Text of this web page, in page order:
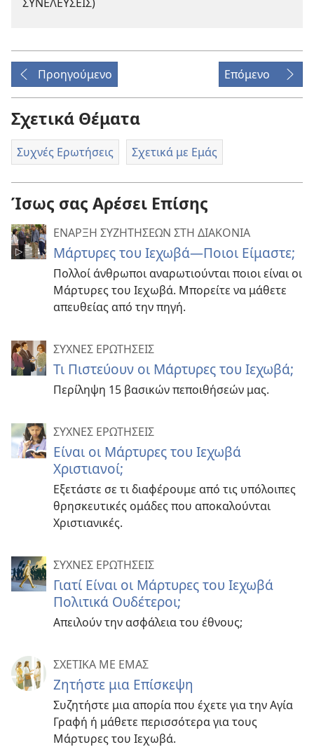
Προηγούμενο Επόμενο
Σχετικά Θέματα
Συχνές Ερωτήσεις Σχετικά με Εμάς
Ίσως σας Αρέσει Επίσης
ΕΝΑΡΞΗ ΣΥΖΗΤΗΣΕΩΝ ΣΤΗ ΔΙΑΚΟΝΙΑ
Μάρτυρες του Ιεχωβά—Ποιοι Είμαστε;
Πολλοί άνθρωποι αναρωτιούνται ποιοι είναι οι
Μάρτυρες του Ιεχωβά. Μπορείτε να μάθετε
απευθείας από την πηγή.
ΣΥΧΝΕΣ ΕΡΩΤΗΣΕΙΣ
Τι Πιστεύουν οι Μάρτυρες του Ιεχωβά;
Περίληψη 15 βασικών πεποιθήσεών μας.
ΣΥΧΝΕΣ ΕΡΩΤΗΣΕΙΣ
Είναι οι Μάρτυρες του Ιεχωβά
Χριστιανοί;
Εξετάστε σε τι διαφέρουμε από τις υπόλοιπες
θρησκευτικές ομάδες που αποκαλούνται
Χριστιανικές.
ΣΥΧΝΕΣ ΕΡΩΤΗΣΕΙΣ
Γιατί Είναι οι Μάρτυρες του Ιεχωβά
Πολιτικά Ουδέτεροι;
Απειλούν την ασφάλεια του έθνους;
ΣΧΕΤΙΚΑ ΜΕ ΕΜΑΣ
Ζητήστε μια Επίσκεψη
Συζητήστε μια απορία που έχετε για την Αγία
Γραφή ή μάθετε περισσότερα για τους
Μάρτυρες του Ιεχωβά.